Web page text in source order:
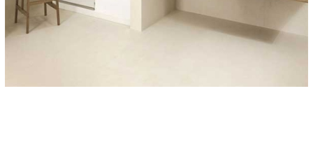
- Hơn nữa, chúng tôi sẽ sử dụng các thông tin đó để quản lý tài
khoản của bạn; xác minh và thực hiện giao dịch trực tuyến, nhận
muốn nhận bất cứ thông tin tiếp thị của chúng tôi thì có thể từ